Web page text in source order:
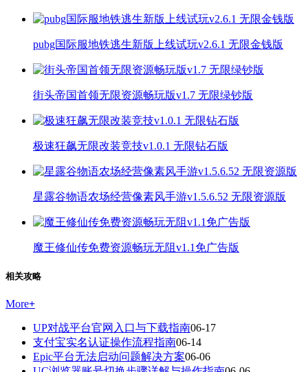
pubg国际服地铁逃生新版上线试玩v2.6.1 无限金钱版
街头帝国首领无限资源畅玩版v1.7 无限绿钞版
极速狂飙无限改装竞技v1.0.1 无限钻石版
星露谷物语农场经营像素风手游v1.5.6.52 无限资源版
魔王修仙传免费资源畅玩无阻v1.1免广告版
相关攻略
More+
UP对战平台官网入口与下载指南06-17
支付宝实名认证操作流程指南06-14
Epic平台无法启动问题解决方案06-06